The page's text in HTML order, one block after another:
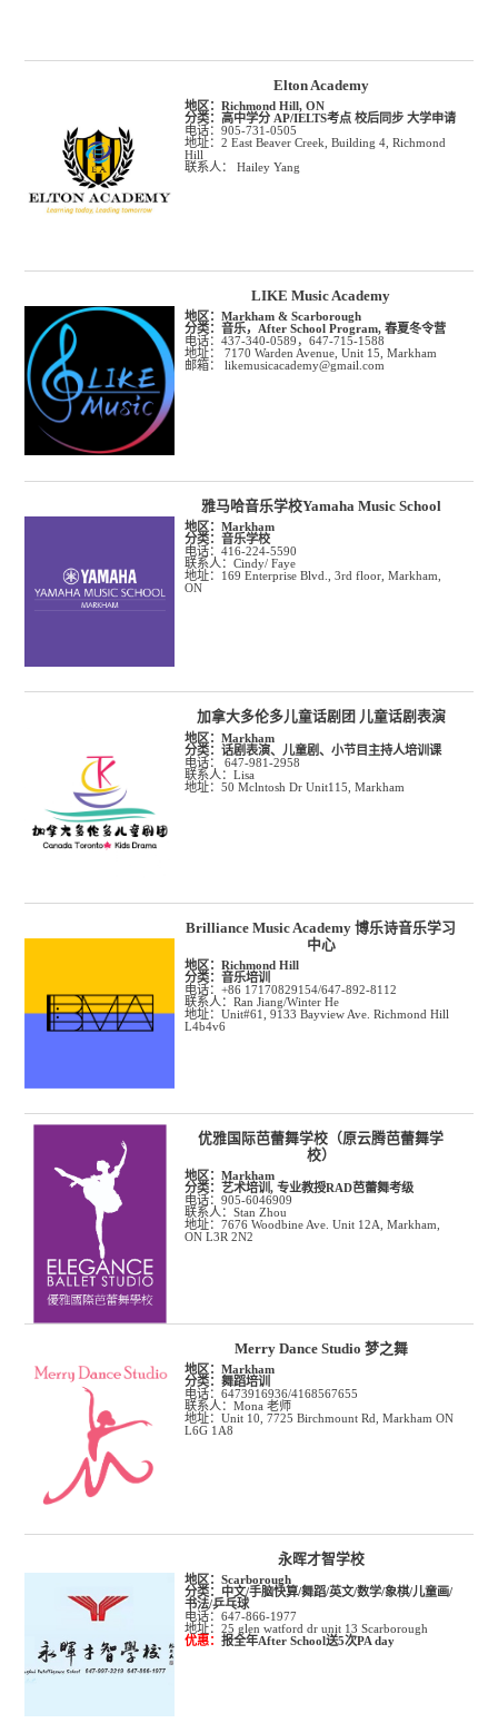
Elton Academy
地区： Richmond Hill, ON
分类： 高中学分 AP/IELTS考点 校后同步 大学申请
电话：905-731-0505
地址：2 East Beaver Creek, Building 4, Richmond
Hill
联系人： Hailey Yang
LIKE Music Academy
地区： Markham & Scarborough
分类： 音乐，After School Program, 春夏冬令营
电话：437-340-0589，647-715-1588
地址： 7170 Warden Avenue, Unit 15, Markham
邮箱： likemusicacademy@gmail.com
雅马哈音乐学校Yamaha Music School
地区： Markham
分类： 音乐学校
电话：416-224-5590
联系人：Cindy/ Faye
地址：169 Enterprise Blvd., 3rd floor, Markham,
ON
加拿大多伦多儿童话剧团 儿童话剧表演
地区： Markham
分类： 话剧表演、儿童剧、小节目主持人培训课
电话： 647-981-2958
联系人：Lisa
地址：50 Mclntosh Dr Unit115, Markham
Brilliance Music Academy 博乐诗音乐学习
中心
地区： Richmond Hill
分类： 音乐培训
电话：+86 17170829154/647-892-8112
联系人：Ran Jiang/Winter He
地址：Unit#61, 9133 Bayview Ave. Richmond Hill
L4b4v6
优雅国际芭蕾舞学校（原云腾芭蕾舞学
校）
地区： Markham
分类： 艺术培训, 专业教授RAD芭蕾舞考级
电话：905-6046909
联系人：Stan Zhou
地址：7676 Woodbine Ave. Unit 12A, Markham,
ON L3R 2N2
Merry Dance Studio 梦之舞
地区： Markham
分类： 舞蹈培训
电话：6473916936/4168567655
联系人：Mona 老师
地址：Unit 10, 7725 Birchmount Rd, Markham ON
L6G 1A8
永晖才智学校
地区： Scarborough
分类：
中文/手脑快算/舞蹈/英文/数学/象棋/儿童画/
书法/乒乓球
电话：647-866-1977
地址：25 glen watford dr unit 13 Scarborough
优惠： 报全年After School送5次PA day